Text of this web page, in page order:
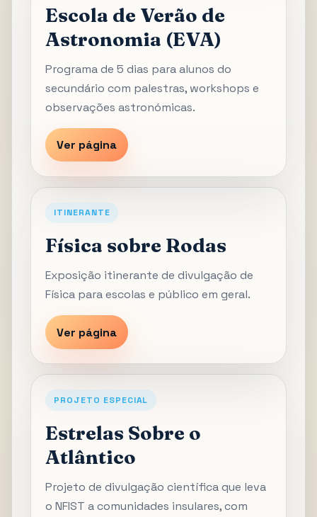
Escola de Verão de
Astronomia (EVA)
Programa de 5 dias para alunos do
secundário com palestras, workshops e
observações astronómicas.
Ver página
ITINERANTE
Física sobre Rodas
Exposição itinerante de divulgação de
Física para escolas e público em geral.
Ver página
PROJETO ESPECIAL
Estrelas Sobre o
Atlântico
Projeto de divulgação científica que leva
o NFIST a comunidades insulares, com